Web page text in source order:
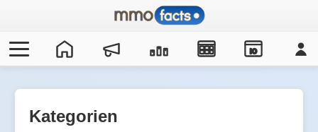
IO
Kategorien